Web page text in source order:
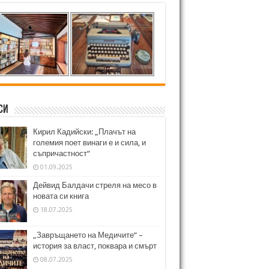
Кирил Кадийски: „Плачът на
големия поет винаги е и сила, и
съпричастност“
01.09.2025
Дейвид Балдачи стреля на месо в
новата си книга
18.07.2025
„Завръщането на Медичите“ –
история за власт, поквара и смърт
08.07.2025